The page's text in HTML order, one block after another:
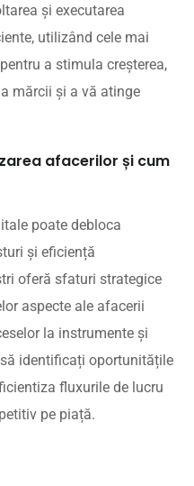
și executarea
utilizând cele mai
a stimula creșterea,
mărcii și a vă atinge
afacerilor și cum
poate debloca
și eficiență
oferă sfaturi strategice
aspecte ale afacerii
la instrumente și
identificați oportunitățile
fluxurile de lucru
pe piață.